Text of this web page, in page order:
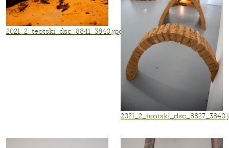
2021_2_teotski_dsc_8841_3840.jpg